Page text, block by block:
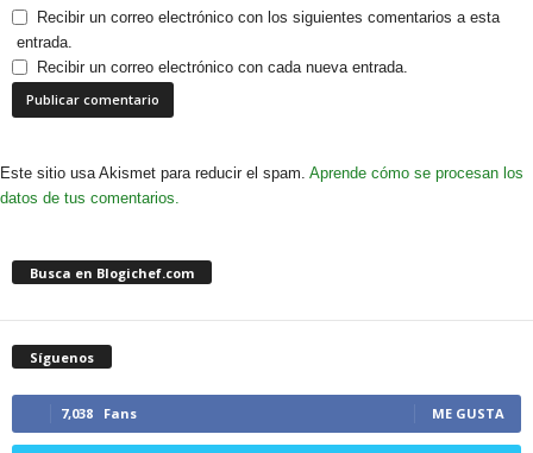
Recibir un correo electrónico con los siguientes comentarios a esta
entrada.
Recibir un correo electrónico con cada nueva entrada.
Este sitio usa Akismet para reducir el spam. Aprende cómo se procesan los
datos de tus comentarios.
Busca en Blogichef.com
Síguenos
7,038 Fans ME GUSTA